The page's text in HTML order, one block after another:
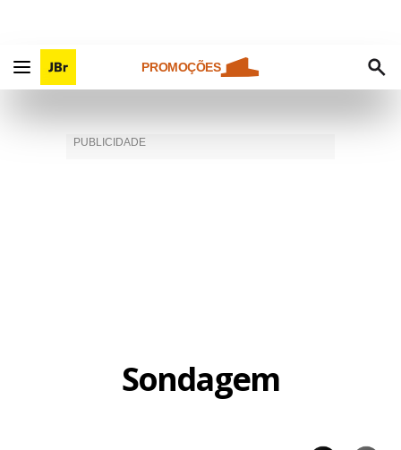
PROMOÇÕES
Sondagem